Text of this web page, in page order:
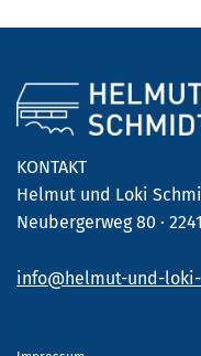
KONTAKT
Helmut und Loki
Neubergerweg 80 ·
info@helmut-und-